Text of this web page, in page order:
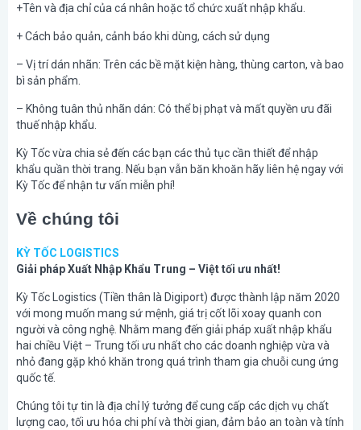
+Tên và địa chỉ của cá nhân hoặc tổ chức xuất nhập khẩu.
+ Cách bảo quản, cảnh báo khi dùng, cách sử dụng
– Vị trí dán nhãn: Trên các bề mặt kiện hàng, thùng carton, và bao
bì sản phẩm.
– Không tuân thủ nhãn dán: Có thể bị phạt và mất quyền ưu đãi
thuế nhập khẩu.
Kỳ Tốc vừa chia sẻ đến các bạn các thủ tục cần thiết để nhập
khẩu quần thời trang. Nếu bạn vẫn băn khoăn hãy liên hệ ngay với
Kỳ Tốc để nhận tư vấn miễn phí!
Về chúng tôi
KỲ TỐC LOGISTICS
Giải pháp Xuất Nhập Khẩu Trung – Việt tối ưu nhất!
Kỳ Tốc Logistics (Tiền thân là Digiport) được thành lập năm 2020
với mong muốn mang sứ mệnh, giá trị cốt lõi xoay quanh con
người và công nghệ. Nhằm mang đến giải pháp xuất nhập khẩu
hai chiều Việt – Trung tối ưu nhất cho các doanh nghiệp vừa và
nhỏ đang gặp khó khăn trong quá trình tham gia chuỗi cung ứng
quốc tế.
Chúng tôi tự tin là địa chỉ lý tưởng để cung cấp các dịch vụ chất
lượng cao, tối ưu hóa chi phí và thời gian, đảm bảo an toàn và tính